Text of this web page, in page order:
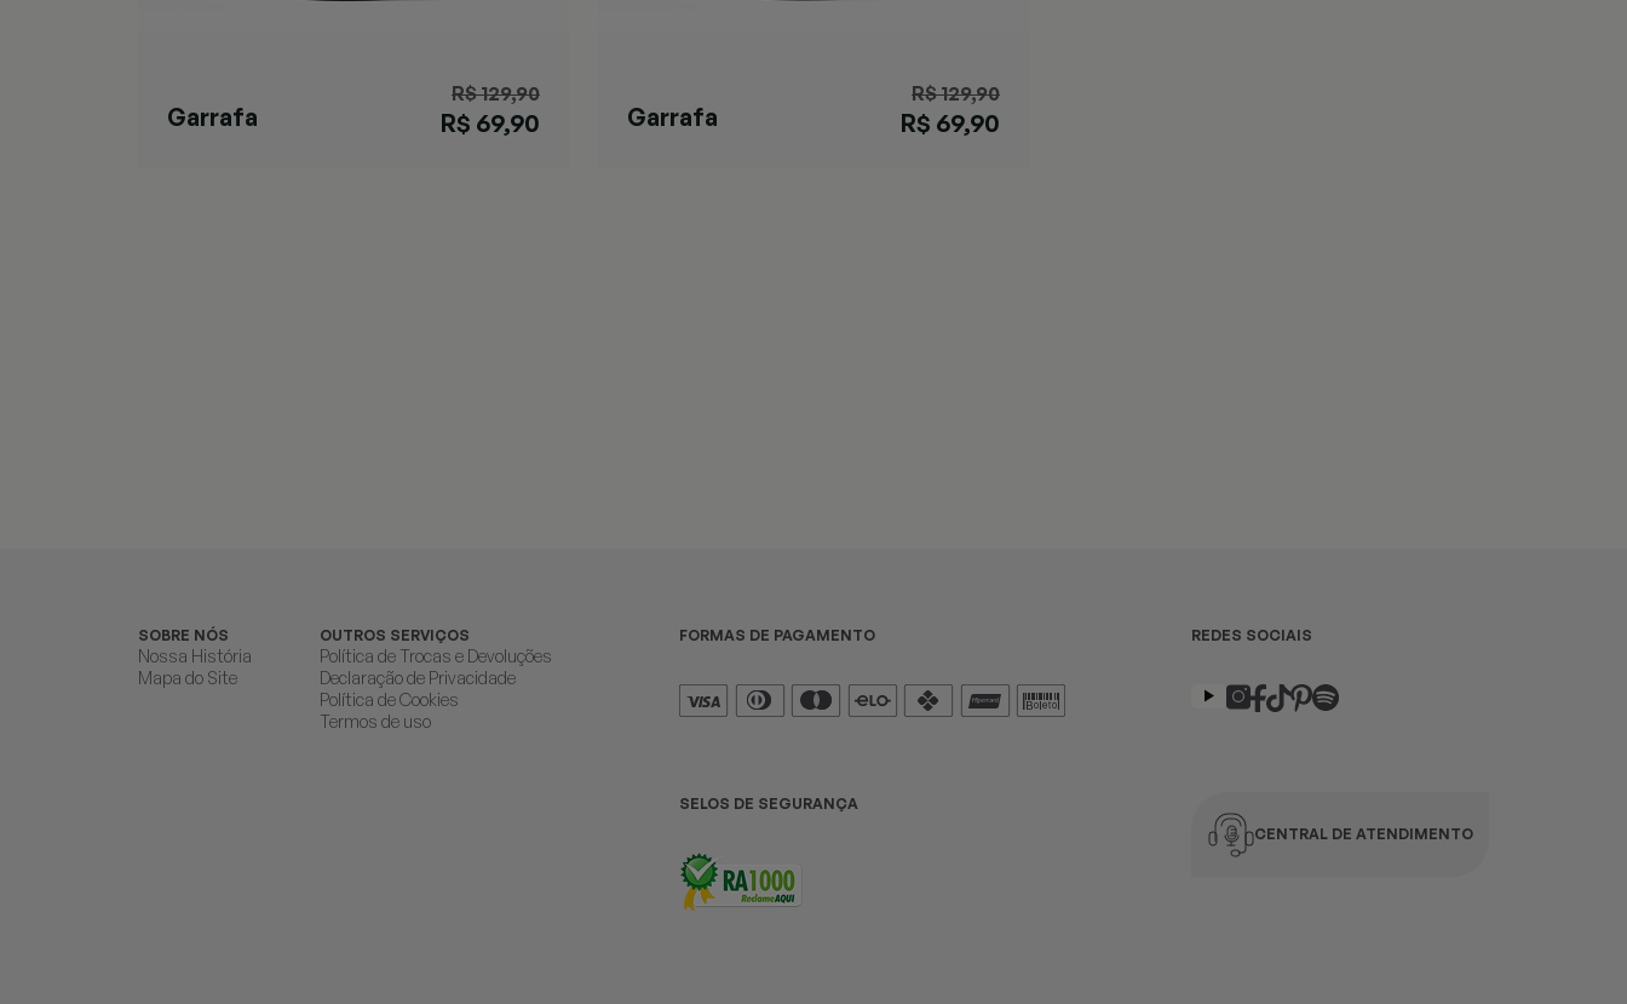
Garrafa
R$ 129,90
R$ 69,90
Garrafa
R$ 129,90
R$ 69,90
SOBRE NÓS
Nossa História
Mapa do Site
OUTROS SERVIÇOS
Política de Trocas e Devoluções
Declaração de Privacidade
Política de Cookies
Termos de uso
FORMAS DE PAGAMENTO
SELOS DE SEGURANÇA
REDES SOCIAIS
CENTRAL DE ATENDIMENTO